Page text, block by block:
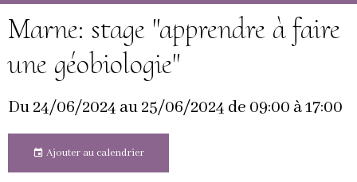
Marne: stage "apprendre à faire
une géobiologie"
Du 24/06/2024 au 25/06/2024 de 09:00 à 17:00
Ajouter au calendrier